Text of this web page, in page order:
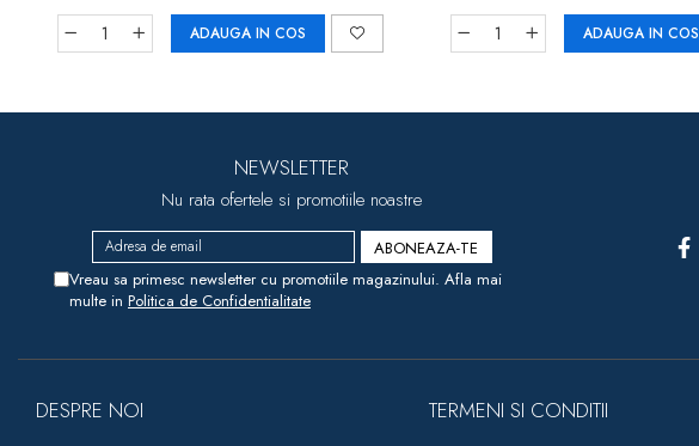
ADAUGA IN COS ADAUGA IN COS
NEWSLETTER
Nu rata ofertele si promotiile noastre
Vreau sa primesc newsletter cu promotiile magazinului. Afla mai
multe in Politica de Confidentialitate
DESPRE NOI TERMENI SI CONDITII